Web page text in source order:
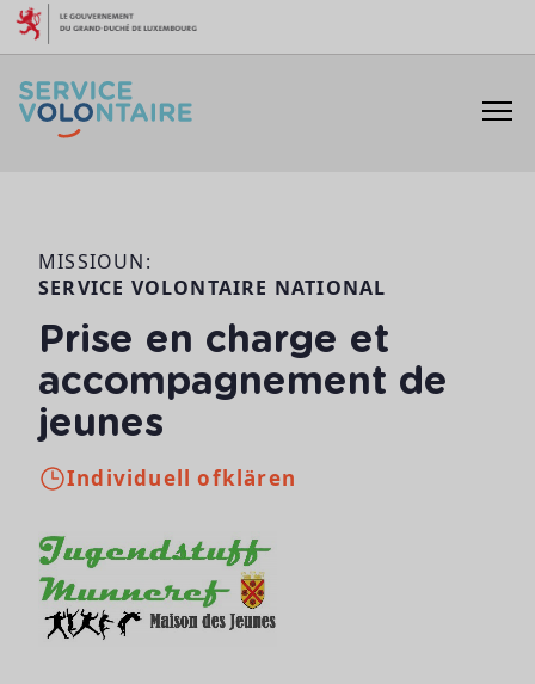
Skip to content
MISSIOUN:
SERVICE VOLONTAIRE NATIONAL
Prise en charge et
accompagnement de
jeunes
Individuell ofklären